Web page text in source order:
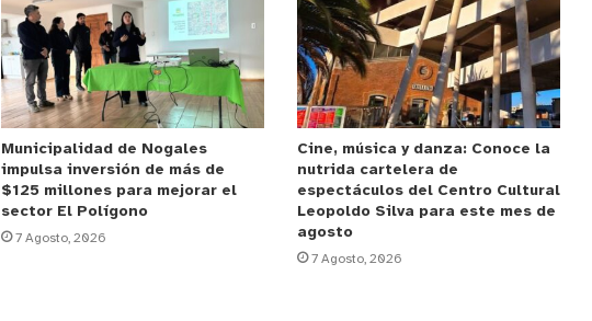
Municipalidad de Nogales
impulsa inversión de más de
$125 millones para mejorar el
sector El Polígono
7 Agosto, 2026
Cine, música y danza: Conoce la
nutrida cartelera de
espectáculos del Centro Cultural
Leopoldo Silva para este mes de
agosto
7 Agosto, 2026